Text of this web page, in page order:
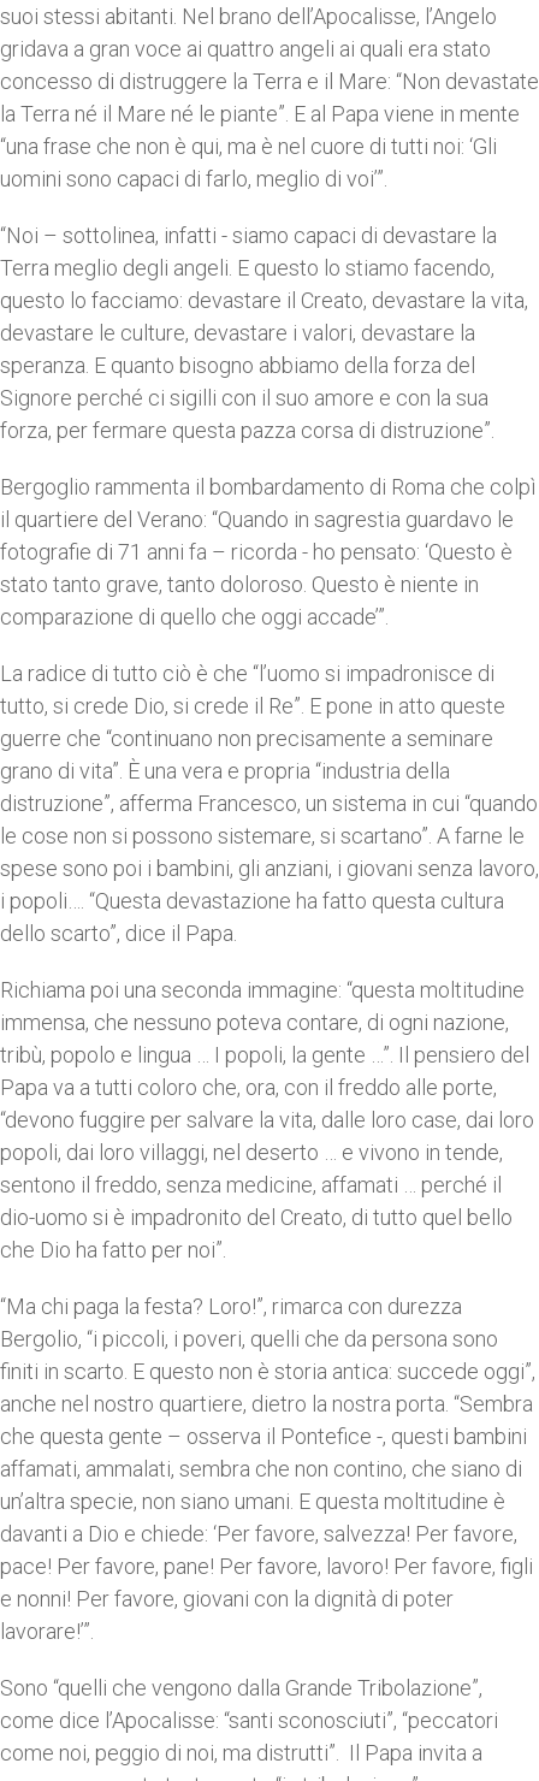
suoi stessi abitanti. Nel brano dell’Apocalisse, l’Angelo
gridava a gran voce ai quattro angeli ai quali era stato
concesso di distruggere la Terra e il Mare: “Non devastate
la Terra né il Mare né le piante”. E al Papa viene in mente
“una frase che non è qui, ma è nel cuore di tutti noi: ‘Gli
uomini sono capaci di farlo, meglio di voi’”.
“Noi – sottolinea, infatti - siamo capaci di devastare la
Terra meglio degli angeli. E questo lo stiamo facendo,
questo lo facciamo: devastare il Creato, devastare la vita,
devastare le culture, devastare i valori, devastare la
speranza. E quanto bisogno abbiamo della forza del
Signore perché ci sigilli con il suo amore e con la sua
forza, per fermare questa pazza corsa di distruzione”.
Bergoglio rammenta il bombardamento di Roma che colpì
il quartiere del Verano: “Quando in sagrestia guardavo le
fotografie di 71 anni fa – ricorda - ho pensato: ‘Questo è
stato tanto grave, tanto doloroso. Questo è niente in
comparazione di quello che oggi accade’”.
La radice di tutto ciò è che “l’uomo si impadronisce di
tutto, si crede Dio, si crede il Re”. E pone in atto queste
guerre che “continuano non precisamente a seminare
grano di vita”. È una vera e propria “industria della
distruzione”, afferma Francesco, un sistema in cui “quando
le cose non si possono sistemare, si scartano”. A farne le
spese sono poi i bambini, gli anziani, i giovani senza lavoro,
i popoli…. “Questa devastazione ha fatto questa cultura
dello scarto”, dice il Papa.
Richiama poi una seconda immagine: “questa moltitudine
immensa, che nessuno poteva contare, di ogni nazione,
tribù, popolo e lingua … I popoli, la gente …”. Il pensiero del
Papa va a tutti coloro che, ora, con il freddo alle porte,
“devono fuggire per salvare la vita, dalle loro case, dai loro
popoli, dai loro villaggi, nel deserto … e vivono in tende,
sentono il freddo, senza medicine, affamati … perché il
dio-uomo si è impadronito del Creato, di tutto quel bello
che Dio ha fatto per noi”.
“Ma chi paga la festa? Loro!”, rimarca con durezza
Bergolio, “i piccoli, i poveri, quelli che da persona sono
finiti in scarto. E questo non è storia antica: succede oggi”,
anche nel nostro quartiere, dietro la nostra porta. “Sembra
che questa gente – osserva il Pontefice -, questi bambini
affamati, ammalati, sembra che non contino, che siano di
un’altra specie, non siano umani. E questa moltitudine è
davanti a Dio e chiede: ‘Per favore, salvezza! Per favore,
pace! Per favore, pane! Per favore, lavoro! Per favore, figli
e nonni! Per favore, giovani con la dignità di poter
lavorare!’”.
Sono “quelli che vengono dalla Grande Tribolazione”,
come dice l’Apocalisse: “santi sconosciuti”, “peccatori
come noi, peggio di noi, ma distrutti”. Il Papa invita a